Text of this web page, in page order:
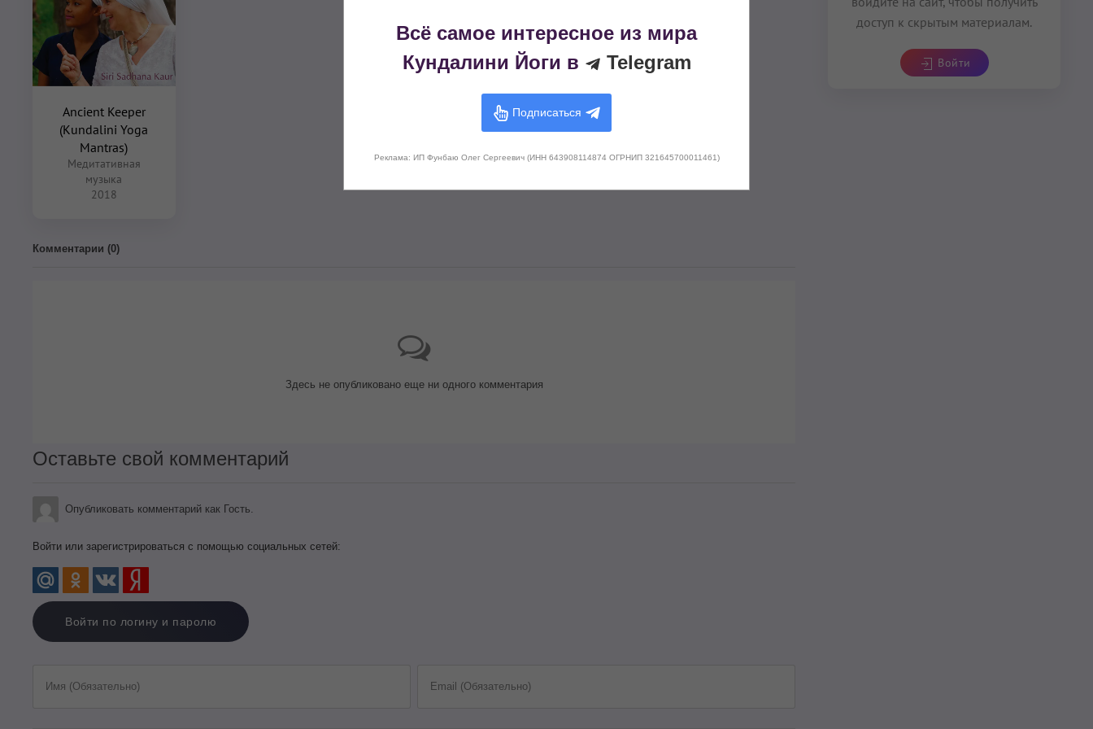
Ancient Keeper
(Kundalini Yoga
Mantras)
Медитативная
музыка
2018
Комментарии (0)
Здесь не опубликовано еще ни одного комментария
Оставьте свой комментарий
Опубликовать комментарий как Гость.
Войти или зарегистрироваться с помощью социальных сетей:
Войти по логину и паролю
Имя (Обязательно) Email (Обязательно)
доступ к скрытым материалам.
Войти
Всё самое интересное из мира
Кундалини Йоги в
Telegram
Подписаться
Реклама: ИП Фунбаю Олег Сергеевич (ИНН 643908114874 ОГРНИП 321645700011461)